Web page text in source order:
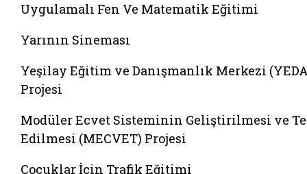
Uygulamalı Fen Ve Matematik Eğitimi
Yarının Sineması
Yeşilay Eğitim ve Danışmanlık Merkezi
Projesi
Modüler Ecvet Sisteminin Geliştirilmesi ve
Edilmesi (MECVET) Projesi
Çocuklar İçin Trafik Eğitimi